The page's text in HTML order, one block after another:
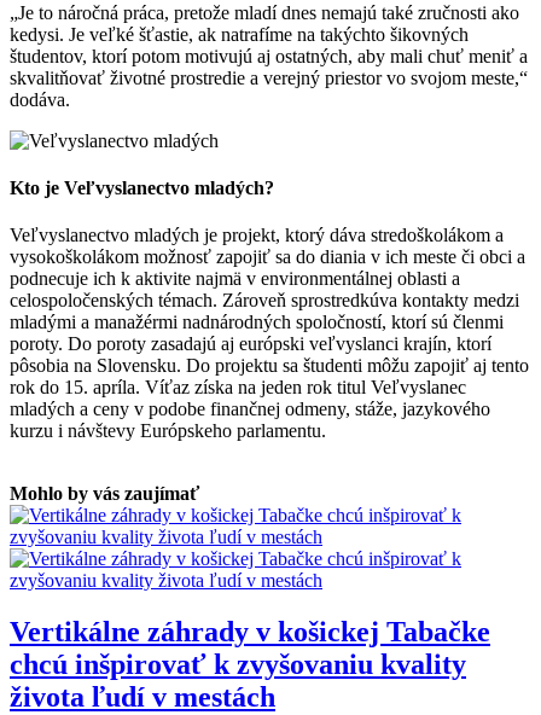
„Je to náročná práca, pretože mladí dnes nemajú také zručnosti ako
kedysi. Je veľké šťastie, ak natrafíme na takýchto šikovných
študentov, ktorí potom motivujú aj ostatných, aby mali chuť meniť a
skvalitňovať životné prostredie a verejný priestor vo svojom meste,“
dodáva.
Kto je Veľvyslanectvo mladých?
Veľvyslanectvo mladých je projekt, ktorý dáva stredoškolákom a
vysokoškolákom možnosť zapojiť sa do diania v ich meste či obci a
podnecuje ich k aktivite najmä v environmentálnej oblasti a
celospoločenských témach. Zároveň sprostredkúva kontakty medzi
mladými a manažérmi nadnárodných spoločností, ktorí sú členmi
poroty. Do poroty zasadajú aj európski veľvyslanci krajín, ktorí
pôsobia na Slovensku. Do projektu sa študenti môžu zapojiť aj tento
rok do 15. apríla. Víťaz získa na jeden rok titul Veľvyslanec
mladých a ceny v podobe finančnej odmeny, stáže, jazykového
kurzu i návštevy Európskeho parlamentu.
Mohlo by vás zaujímať
Vertikálne záhrady v košickej Tabačke
chcú inšpirovať k zvyšovaniu kvality
života ľudí v mestách